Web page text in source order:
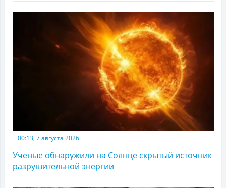
00:13, 7 августа 2026
Ученые обнаружили на Солнце скрытый источник
разрушительной энергии